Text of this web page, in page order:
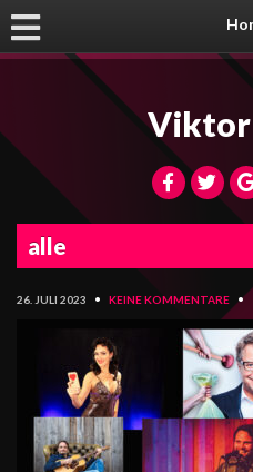
alle
26. JULI 2023 • KEINE KOMMENTARE •